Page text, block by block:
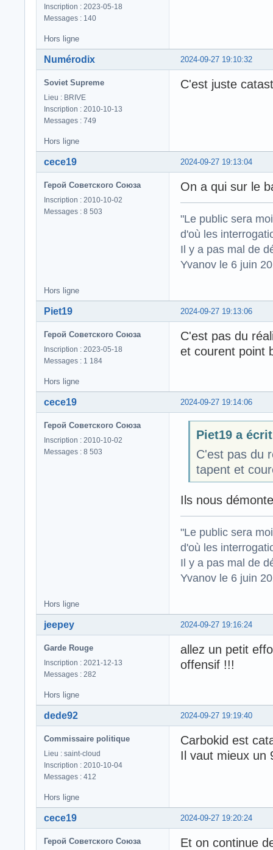
Inscription : 2023-05-18
Messages : 140
Hors ligne
2024-09-27 19:10:32
Numérodix
Soviet Supreme
Lieu : BRIVE
Inscription : 2010-10-13
Messages : 749
C'est juste
Hors ligne
2024-09-27 19:13:04
cece19
Герой Советского Союза
Inscription : 2010-10-02
Messages : 8 503
On a qui sur le
"Le public sera
d'où les
Il y a pas mal de
Yvanov le 6 juin
Hors ligne
2024-09-27 19:13:06
Piet19
Герой Советского Союза
Inscription : 2023-05-18
Messages : 1 184
C'est pas du
et courent point
Hors ligne
2024-09-27 19:14:06
cece19
Герой Советского Союза
Inscription : 2010-10-02
Messages : 8 503
Piet19 a
C'est pas du
tapent et
Ils nous
"Le public sera
d'où les
Il y a pas mal de
Yvanov le 6 juin
Hors ligne
2024-09-27 19:16:24
jeepey
Garde Rouge
Inscription : 2021-12-13
Messages : 282
allez un petit
offensif !!!
Hors ligne
2024-09-27 19:19:40
dede92
Commissaire politique
Lieu : saint-cloud
Inscription : 2010-10-04
Messages : 412
Carbokid est
Il vaut mieux un
Hors ligne
2024-09-27 19:20:24
cece19
Герой Советского Союза
Et on continue